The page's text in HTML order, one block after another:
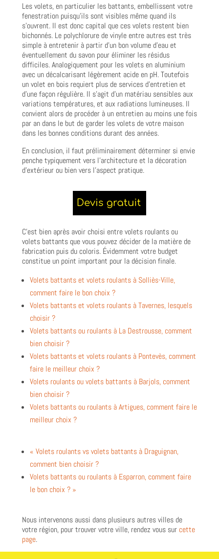
Les volets, en particulier les battants, embellissent votre
fenestration puisqu’ils sont visibles même quand ils
s’ouvrent. Il est donc capital que ces volets restent bien
bichonnés. Le polychlorure de vinyle entre autres est très
simple à entretenir à partir d’un bon volume d’eau et
éventuellement du savon pour éliminer les résidus
difficiles. Analogiquement pour les volets en aluminium
avec un décalcarisant légèrement acide en pH. Toutefois
un volet en bois requiert plus de services d’entretien et
d’une façon régulière. Il s’agit d’un matériau sensibles aux
variations températures, et aux radiations lumineuses. Il
convient alors de procéder à un entretien au moins une fois
par an dans le but de garder les volets de votre maison
dans les bonnes conditions durant des années.
En conclusion, il faut préliminairement déterminer si envie
penche typiquement vers l’architecture et la décoration
d’extérieur ou bien vers l’aspect pratique.
C’est bien après avoir choisi entre volets roulants ou
volets battants que vous pouvez décider de la matière de
fabrication puis du coloris. Évidemment votre budget
constitue un point important pour la décision finale.
Volets battants et volets roulants à Solliès-Ville,
comment faire le bon choix ?
Volets battants et volets roulants à Tavernes, lesquels
choisir ?
Volets battants ou roulants à La Destrousse, comment
bien choisir ?
Volets battants et volets roulants à Pontevès, comment
faire le meilleur choix ?
Volets roulants ou volets battants à Barjols, comment
bien choisir ?
Volets battants ou roulants à Artigues, comment faire le
meilleur choix ?
« Volets roulants vs volets battants à Draguignan,
comment bien choisir ?
Volets battants ou roulants à Esparron, comment faire
le bon choix ? »
Nous intervenons aussi dans plusieurs autres villes de
votre région, pour trouver votre ville, rendez vous sur cette
page.